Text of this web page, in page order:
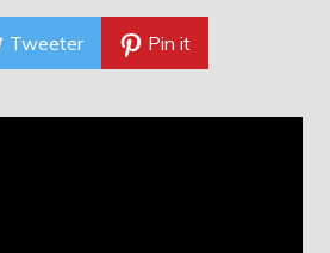
Tweeter Pin it